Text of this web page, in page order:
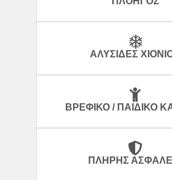
ΑΛΥΣΊΔΕΣ
ΒΡΕΦΙΚΌ / ΠΑΙΔΙΚΌ
ΠΛΉΡΗΣ